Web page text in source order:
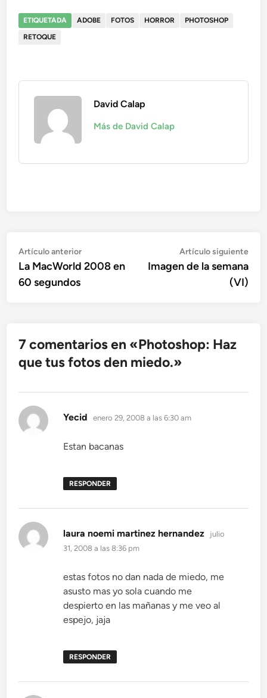
ETIQUETADA ADOBE FOTOS HORROR
PHOTOSHOP
RETOQUE
David Calap
Más de David Calap
Navegación
de
entradas
Artículo anteriorArtículo
anterior:
La MacWorld 2008 en
60 segundos
Artículo siguiente
Imagen de la semana
(VI)
7 comentarios en «Photoshop: Haz
que tus fotos den miedo.»
Yecid dice:
enero 29, 2008 a las 6:30 am
Estan bacanas
RESPONDER
laura noemi martinez hernandez dice:
julio
31, 2008 a las 8:36 pm
estas fotos no dan nada de miedo, me
asusto mas yo sola cuando me
despierto en las mañanas y me veo al
espejo, jaja
RESPONDER